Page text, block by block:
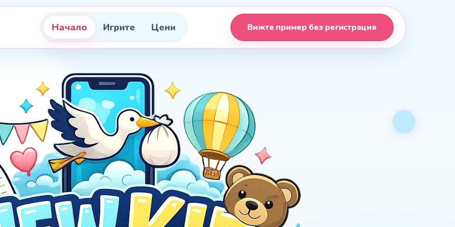
Начало Игрите Цени Вижте пример без регистрация